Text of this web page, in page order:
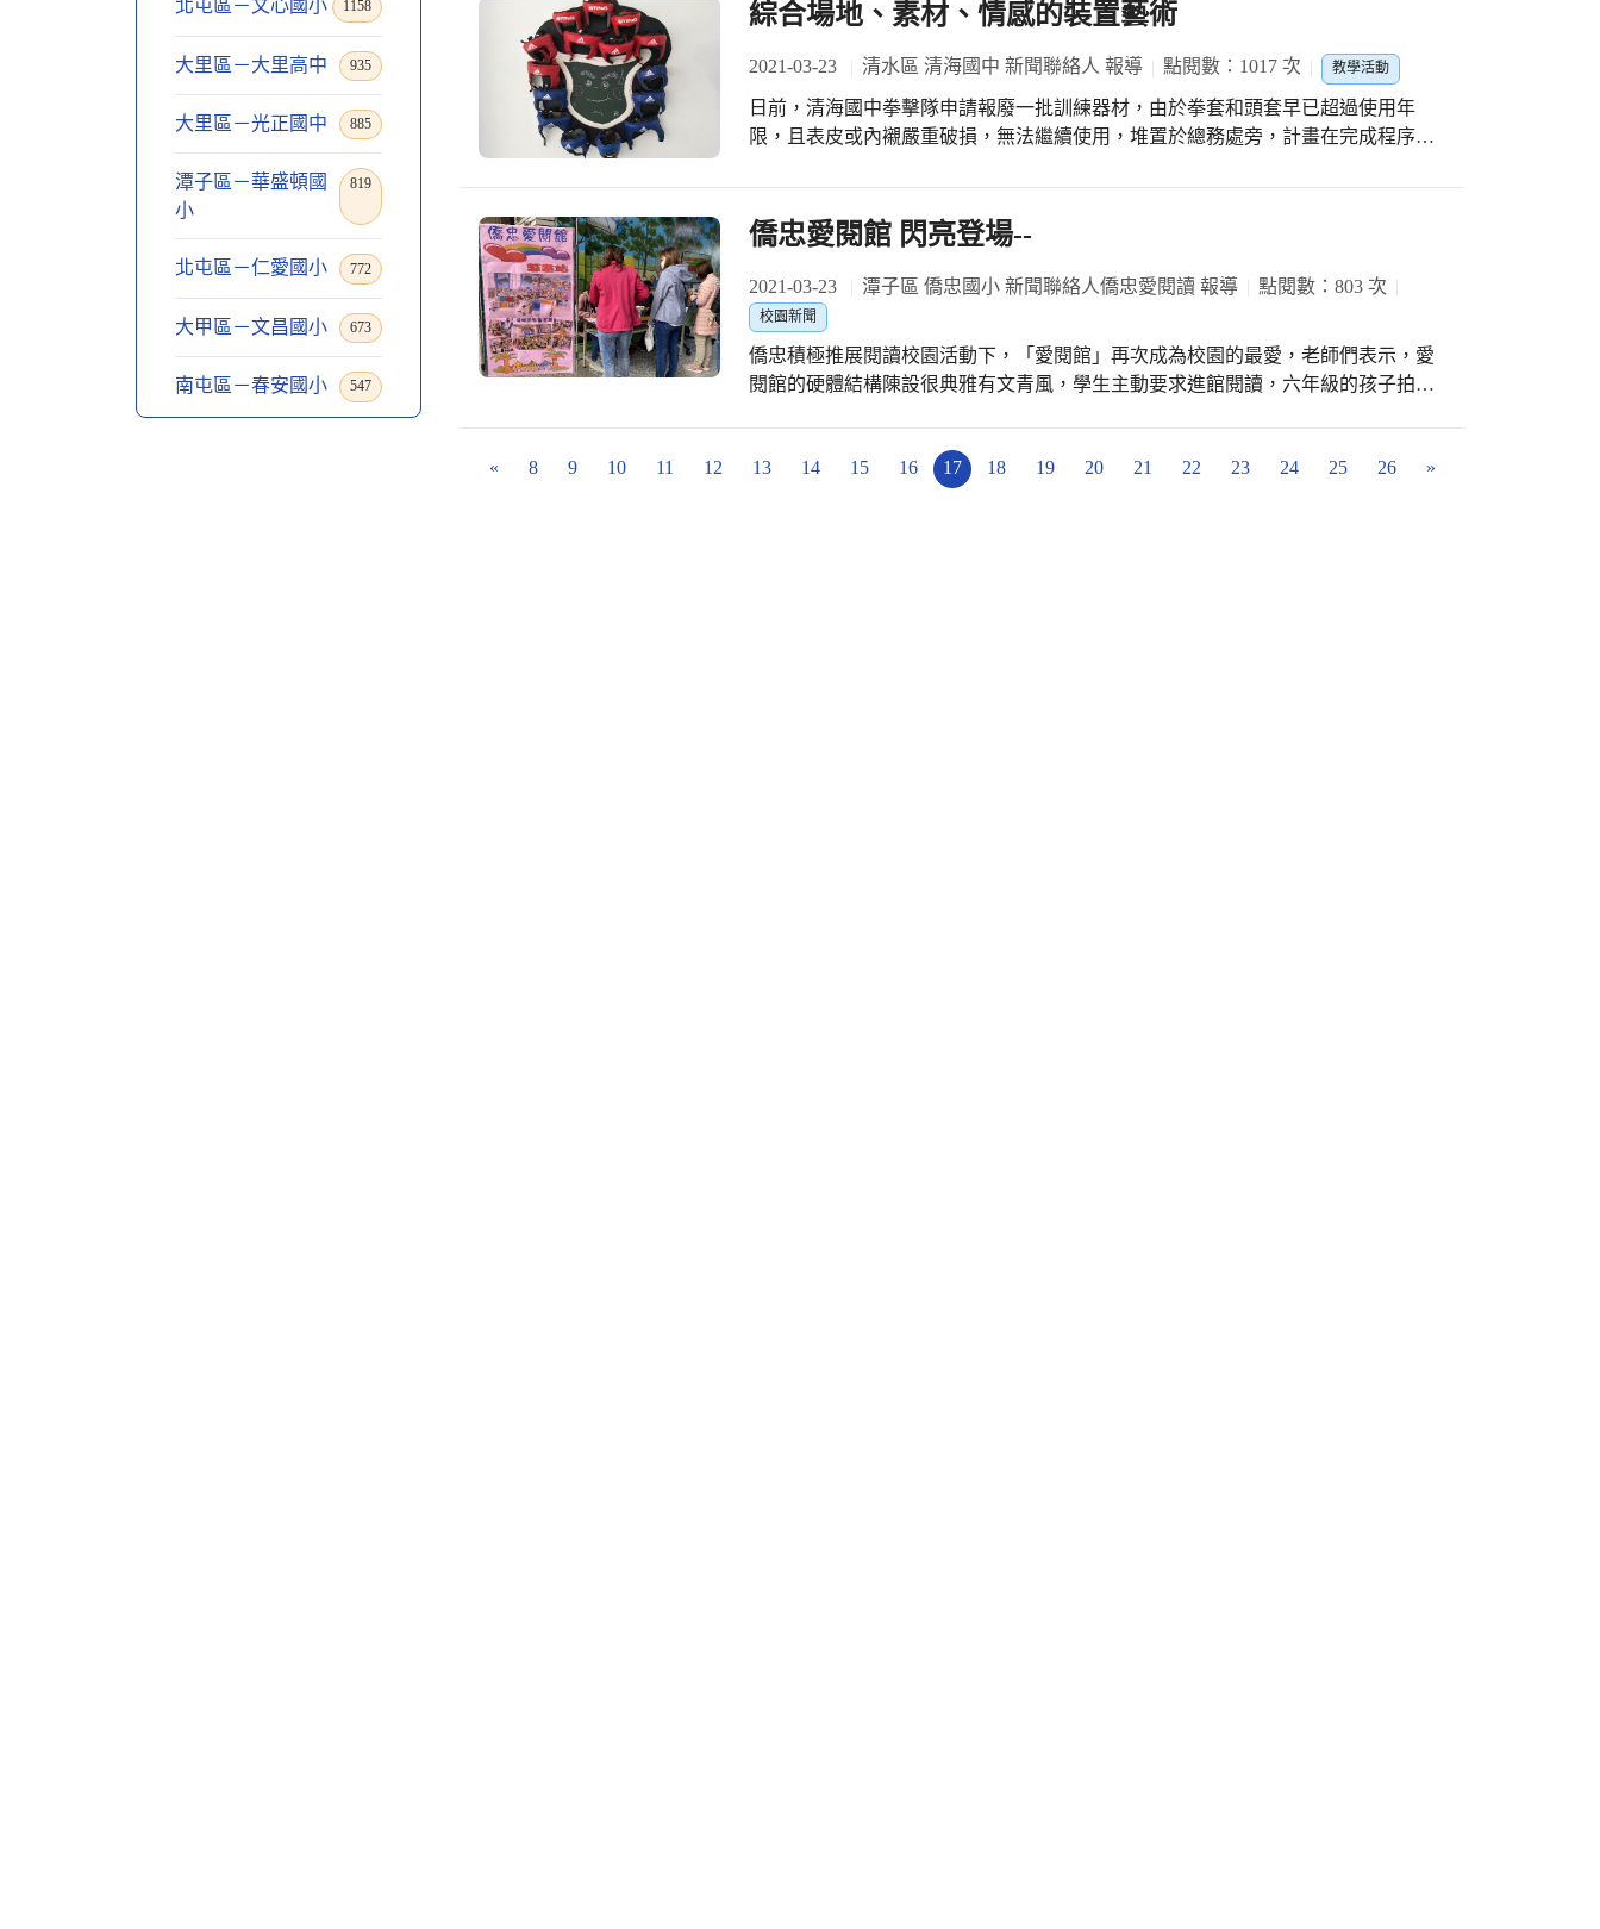
北屯區－文心國小 1158
大里區－大里高中 935
大里區－光正國中 885
潭子區－華盛頓國
小
819
北屯區－仁愛國小 772
大甲區－文昌國小 673
南屯區－春安國小 547
籍老師，有的感到陌生，有的不敢發言，上完課與老師討論上課的情況，老師謙虛
的表示學生很乖，很守秩序。有許是第一次，學生不太習慣。3/23日是第二次上
課，這次，學生因為有了經驗，比較敢於發言，也有趣多了。芷涵同學表示：老師
用有趣的教學方式讓他學到更多的英文單字。而天允同學則說除了學習到單字外，
以前比較不會用英語表達，自從外師上完課後，比較進步也會用英語表達，覺得外
綜合場地、素材、情感的裝置藝術
2021-03-23 清水區 清海國中 新聞聯絡人 報導 點閱數：1017 次 教學活動
日前，清海國中拳擊隊申請報廢一批訓練器材，由於拳套和頭套早已超過使用年
限，且表皮或內襯嚴重破損，無法繼續使用，堆置於總務處旁，計畫在完成程序後
拳擊手套裝置藝術設計後，利用課餘時間使用線鋸，將薄木板裁切成拳擊手套形
狀，上色後成為底板。將報廢的拳套和頭套改造和組合，固定於底板上。最後由張
妏儀營養師親自操刀，畫上可愛的臉部表情，產生畫龍點睛的神奇效果。 成品由李
泰明主任協助安裝於拳擊訓練中心匾額旁，裝置藝術上陳列的器材提醒學員繼續加
油，成為校園生活中情感的延伸。這個綜合「場地、素材、情感」的藝術展示，集
合師生創作智慧，演繹出全新意象，內含豐富的精神文化底蘊，相信能激勵學員找
到努力的方向。
僑忠愛閱館 閃亮登場--
2021-03-23 潭子區 僑忠國小 新聞聯絡人僑忠愛閱讀 報導 點閱數：803 次
校園新聞
僑忠積極推展閱讀校園活動下，「愛閱館」再次成為校園的最愛，老師們表示，愛
閱館的硬體結構陳設很典雅有文青風，學生主動要求進館閱讀，六年級的孩子拍攝
實際募款總額已達預估購置新書的目標。相關的徵信明細，連結校網首頁右下方的
« 8 9 10 11 12 13 14 15 16 17 18 19 20 21 22 23 24 25 26 »